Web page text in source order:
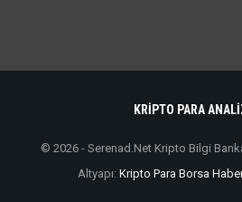
KRİPTO PARA
© 2026 - Serenad.Net Kripto Bilgi
Altyapı: Kripto Para Borsa